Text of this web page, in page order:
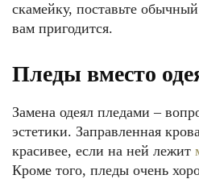
скамейку, поставьте
вам пригодится.
Пледы вместо
Замена одеял пледами –
эстетики. Заправленная
красивее, если на ней лежит
Кроме того, пледы очень